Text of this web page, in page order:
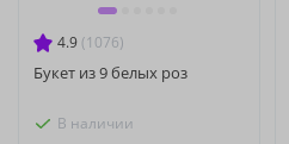
4.9 (1076)
Букет из 9 белых роз
В наличии